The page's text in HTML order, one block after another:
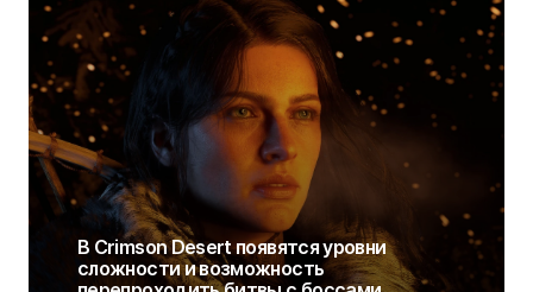
В Crimson Desert появятся уровни
сложности и возможность